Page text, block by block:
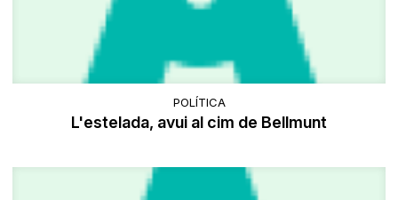
POLÍTICA
L'estelada, avui al cim de Bellmunt